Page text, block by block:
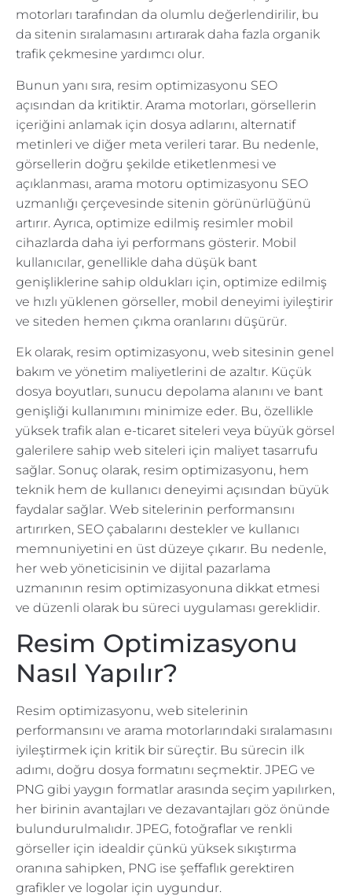
motorları tarafından da olumlu değerlendirilir, bu
da sitenin sıralamasını artırarak daha fazla organik
trafik çekmesine yardımcı olur.
Bunun yanı sıra, resim optimizasyonu SEO
açısından da kritiktir. Arama motorları, görsellerin
içeriğini anlamak için dosya adlarını, alternatif
metinleri ve diğer meta verileri tarar. Bu nedenle,
görsellerin doğru şekilde etiketlenmesi ve
açıklanması, arama motoru optimizasyonu SEO
uzmanlığı çerçevesinde sitenin görünürlüğünü
artırır. Ayrıca, optimize edilmiş resimler mobil
cihazlarda daha iyi performans gösterir. Mobil
kullanıcılar, genellikle daha düşük bant
genişliklerine sahip oldukları için, optimize edilmiş
ve hızlı yüklenen görseller, mobil deneyimi iyileştirir
ve siteden hemen çıkma oranlarını düşürür.
Ek olarak, resim optimizasyonu, web sitesinin genel
bakım ve yönetim maliyetlerini de azaltır. Küçük
dosya boyutları, sunucu depolama alanını ve bant
genişliği kullanımını minimize eder. Bu, özellikle
yüksek trafik alan e-ticaret siteleri veya büyük görsel
galerilere sahip web siteleri için maliyet tasarrufu
sağlar. Sonuç olarak, resim optimizasyonu, hem
teknik hem de kullanıcı deneyimi açısından büyük
faydalar sağlar. Web sitelerinin performansını
artırırken, SEO çabalarını destekler ve kullanıcı
memnuniyetini en üst düzeye çıkarır. Bu nedenle,
her web yöneticisinin ve dijital pazarlama
uzmanının resim optimizasyonuna dikkat etmesi
ve düzenli olarak bu süreci uygulaması gereklidir.
Resim Optimizasyonu
Nasıl Yapılır?
Resim optimizasyonu, web sitelerinin
performansını ve arama motorlarındaki sıralamasını
iyileştirmek için kritik bir süreçtir. Bu sürecin ilk
adımı, doğru dosya formatını seçmektir. JPEG ve
PNG gibi yaygın formatlar arasında seçim yapılırken,
her birinin avantajları ve dezavantajları göz önünde
bulundurulmalıdır. JPEG, fotoğraflar ve renkli
görseller için idealdir çünkü yüksek sıkıştırma
oranına sahipken, PNG ise şeffaflık gerektiren
grafikler ve logolar için uygundur.